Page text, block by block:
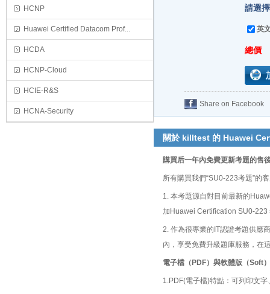
HCNP
Huawei Certified Datacom Prof...
HCDA
HCNP-Cloud
HCIE-R&S
HCNA-Security
請選
英
總價
Share on Facebook
關於 killtest 的 Huawei
購買后一年內免費更新考題的售
所有購買我們“SU0-223考題”的
1. 本考題源自對目前最新的
加Huawei Certification SU0-223
2. 作為很專業的IT認證考題供應
內，享受免費升級題庫服務，在
電子檔（PDF）與軟體版（Soft
1.PDF(電子檔)特點：可列印文